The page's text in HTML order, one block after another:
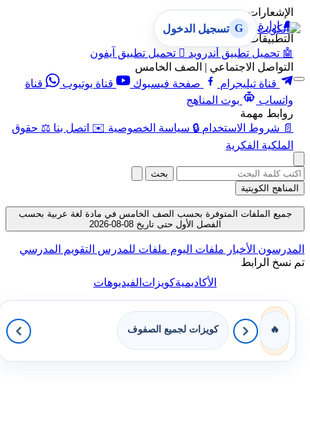
الإشعارات
🔔 إدارة الإشعارات
التطبيقات
🤖 تحميل تطبيق أندرويد  تحميل تطبيق آيفون
التواصل الاجتماعي | الصف الخامس
قناة تيليجرام
صفحة فيسبوك قناة يوتيوب
قناة
واتساب
بوت المناهج
روابط مهمة
📄 شروط الاستخدام 🔒 سياسة الخصوصية ✉️ اتصل بنا ⚖️ حقوق
الملكية الفكرية
G تسجيل الدخول
بحث
المناهج الكويتية
جميع الملفات المتوفرة بحسب الصف الخامس في مادة لغة عربية بحسب
الفصل الأول حتى تاريخ 08-08-2026
المدرسون الأخبار ملفات اليوم ملفات للمدرس التقويم المدرسي
تم نسخ الرابط
الأكاديميةكويزاتالفيديوهات
🔥 كويزات لجميع الصفوف